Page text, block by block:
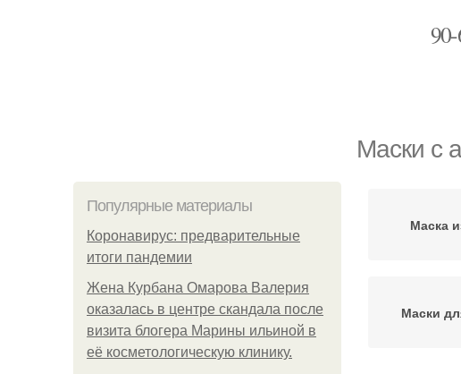
Маски с
Популярные материалы
Коронавирус: предварительные
итоги пандемии
Жена Курбана Омарова Валерия
оказалась в центре скандала после
визита блогера Марины ильиной в
её косметологическую клинику.
Маска
Маски